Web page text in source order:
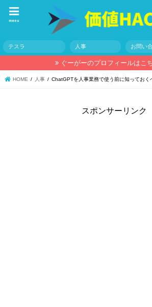
menu
テスラ 人事 お問い
ぐーがーのプロフィールはこ
HOME 人事 ChatGPTを人事業務で使う前に知っておく
スポンサーリンク